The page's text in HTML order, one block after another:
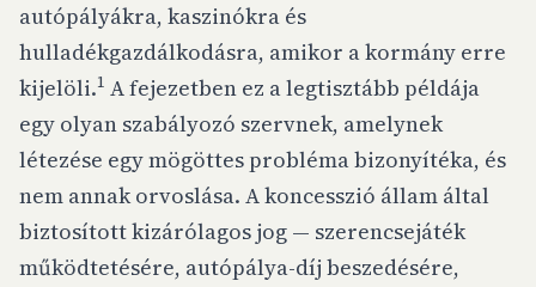
autópályákra, kaszinókra és
hulladékgazdálkodásra, amikor a kormány erre
kijelöli.1 A fejezetben ez a legtisztább példája
egy olyan szabályozó szervnek, amelynek
létezése egy mögöttes probléma bizonyítéka, és
nem annak orvoslása. A koncesszió állam által
biztosított kizárólagos jog — szerencsejáték
működtetésére, autópálya-díj beszedésére,